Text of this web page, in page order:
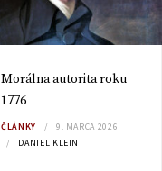
Morálna autorita roku
1776
ČLÁNKY
9. MARCA 2026
DANIEL KLEIN